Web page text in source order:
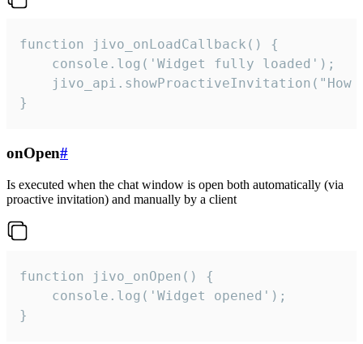
function jivo_onLoadCallback() {
    console.log('Widget fully loaded');
jivo_api.showProactiveInvitation("How
}
onOpen#
Is executed when the chat window is open both automatically (via
proactive invitation) and manually by a client
function jivo_onOpen() {
    console.log('Widget opened');
}